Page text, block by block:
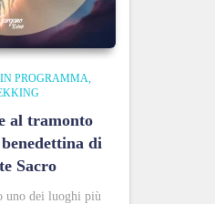
PROGRAMMA
al tramonto
di
Sacro
uno dei luoghi più